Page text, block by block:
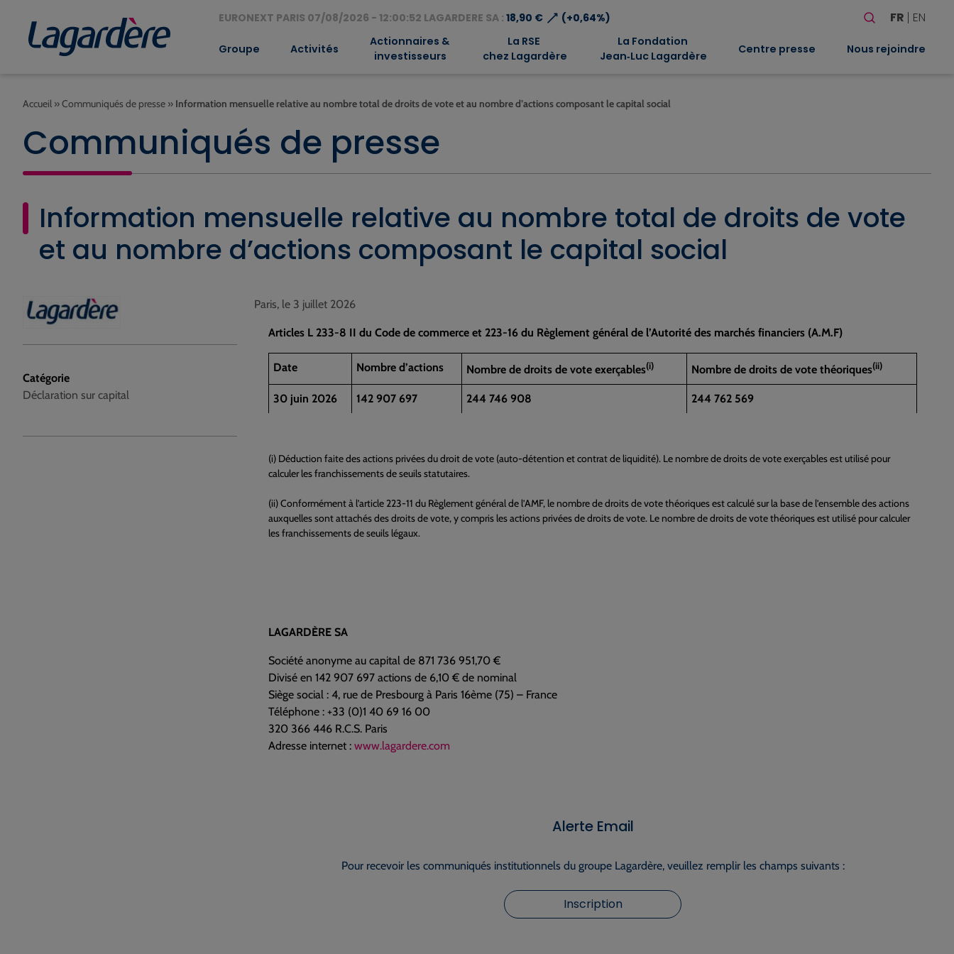
EURONEXT PARIS 07/08/2026 - 12:00:52 LAGARDERE SA : 18,90 €⟶ (+0,64%)
Rechercher
FR EN
Groupe Activités
Actionnaires &
investisseurs
La RSE
chez Lagardère
La Fondation
Jean‑Luc Lagardère
Centre presse Nous rejoindre
Accueil »Communiqués de presse » Information mensuelle relative au nombre total de droits de vote et au nombre d’actions composant le capital social
Communiqués de presse
Information mensuelle relative au nombre total de droits de vote
et au nombre d’actions composant le capital social
Catégorie
Déclaration sur capital
Paris, le 3 juillet 2026
Articles L 233-8 II du Code de commerce et 223-16 du Règlement général de l’Autorité des marchés financiers (A.M.F)
Date Nombre d’actions Nombre de droits de vote exerçables(i) Nombre de droits de vote théoriques(ii)
30 juin 2026 142 907 697 244 746 908 244 762 569
(i) Déduction faite des actions privées du droit de vote (auto-détention et contrat de liquidité). Le nombre de droits de vote exerçables est utilisé pour
calculer les franchissements de seuils statutaires.
(ii) Conformément à l’article 223-11 du Règlement général de l’AMF, le nombre de droits de vote théoriques est calculé sur la base de l’ensemble des actions
auxquelles sont attachés des droits de vote, y compris les actions privées de droits de vote. Le nombre de droits de vote théoriques est utilisé pour calculer
les franchissements de seuils légaux.
LAGARDÈRE SA
Société anonyme au capital de 871 736 951,70 €
Divisé en 142 907 697 actions de 6,10 € de nominal
Siège social : 4, rue de Presbourg à Paris 16ème (75) – France
Téléphone : +33 (0)1 40 69 16 00
320 366 446 R.C.S. Paris
Adresse internet : www.lagardere.com
Alerte Email
Pour recevoir les communiqués institutionnels du groupe Lagardère, veuillez remplir les champs suivants :
Inscription